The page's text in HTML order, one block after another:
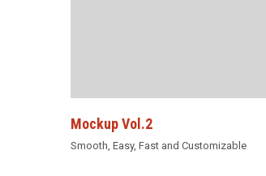
Mockup Vol.2
Smooth, Easy, Fast and Customizable